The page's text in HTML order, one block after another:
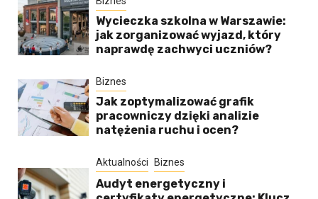
Wycieczka szkolna w Warszawie:
jak zorganizować wyjazd, który
naprawdę zachwyci uczniów?
Biznes
Jak zoptymalizować grafik
pracowniczy dzięki analizie
natężenia ruchu i ocen?
Aktualności Biznes
Audyt energetyczny i